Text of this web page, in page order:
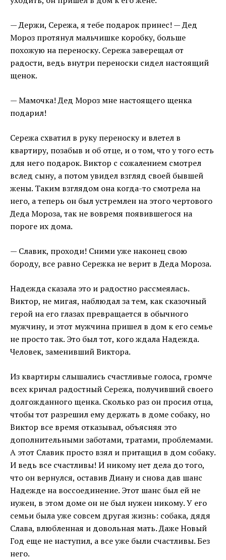
— Держи, Сережа, я тебе подарок принес! — Дед
Мороз протянул мальчишке коробку, больше
похожую на переноску. Сережа заверещал от
радости, ведь внутри переноски сидел настоящий
щенок.
— Мамочка! Дед Мороз мне настоящего щенка
подарил!
Сережа схватил в руку переноску и влетел в
квартиру, позабыв и об отце, и о том, что у того есть
для него подарок. Виктор с сожалением смотрел
вслед сыну, а потом увидел взгляд своей бывшей
жены. Таким взглядом она когда-то смотрела на
него, а теперь он был устремлен на этого чертового
Деда Мороза, так не вовремя появившегося на
пороге их дома.
— Славик, проходи! Сними уже наконец свою
бороду, все равно Сережка не верит в Деда Мороза.
Надежда сказала это и радостно рассмеялась.
Виктор, не мигая, наблюдал за тем, как сказочный
герой на его глазах превращается в обычного
мужчину, и этот мужчина пришел в дом к его семье
не просто так. Это был тот, кого ждала Надежда.
Человек, заменивший Виктора.
Из квартиры слышались счастливые голоса, громче
всех кричал радостный Сережа, получивший своего
долгожданного щенка. Сколько раз он просил отца,
чтобы тот разрешил ему держать в доме собаку, но
Виктор все время отказывал, объясняя это
дополнительными заботами, тратами, проблемами.
А этот Славик просто взял и притащил в дом собаку.
И ведь все счастливы! И никому нет дела до того,
что он вернулся, оставив Диану и снова дав шанс
Надежде на воссоединение. Этот шанс был ей не
нужен, в этом доме он не был нужен никому. У его
семьи была уже совсем другая жизнь: собака, дядя
Слава, влюбленная и довольная мать. Даже Новый
Год еще не наступил, а все уже были счастливы. Без
него.